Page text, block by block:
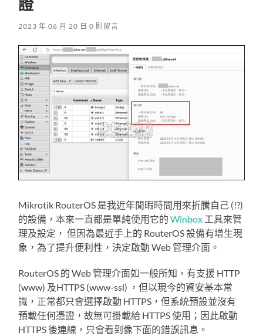
證
2023 年 06 月 20 日 0 則留言
Mikrotik RouterOS 是我近年閒暇時間用來折騰自己 (!?)
的設備，本來一直都是單純使用它的Winbox 工具來管
理及設定， 但因為最近手上的 RouterOS 設備有增生現
象，為了提升便利性，決定啟動 Web 管理介面。
RouterOS 的 Web 管理介面如一般所知，有支援 HTTP
(www) 及HTTPS (www-ssl) ，但以現今的資安基本常
識，正常都只會選擇啟動 HTTPS，但系統預設並沒有
預載任何憑證，故無可掛載給 HTTPS 使用；因此啟動
HTTPS 後連線，只會看到像下面的錯誤訊息。